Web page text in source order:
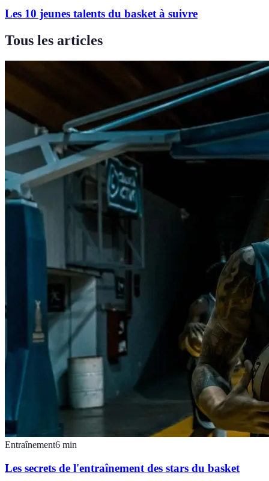
Les 10 jeunes talents du basket à suivre
Tous les articles
Entraînement6 min
Les secrets de l'entraînement des stars du basket